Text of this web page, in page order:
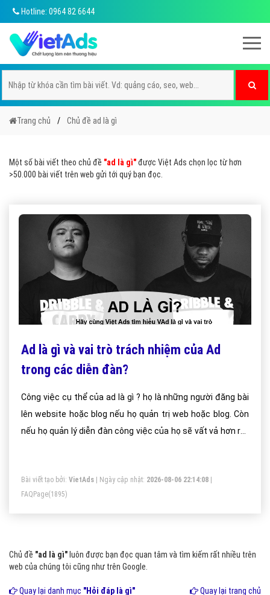
Hotline: 0964 82 6644
Trang chủ Chủ đề ad là gì
Một số bài viết theo chủ đề "ad là gì"được Việt Ads chọn lọc từ hơn
>50.000 bài viết trên web gửi tới quý bạn đọc.
Ad là gì và vai trò trách nhiệm của Ad
trong các diễn đàn?
Công việc cụ thể của ad là gì ? họ là những người đăng bài
lên website hoặc blog nếu họ quản trị web hoặc blog. Còn
nếu họ quản lý diễn đàn công việc của họ sẽ vất vả hơn rất
Bài viết tạo bởi: VietAds | Ngày cập nhật: 2026-08-06 22:14:08
FAQPage(1895)
Chủ đề "ad là gì" luôn được bạn đọc quan tâm và tìm kiếm rất nhiều trên
web của chúng tôi cũng như trên Google.
Quay lại danh mục "Hỏi đáp là gì" Quay lại trang chủ